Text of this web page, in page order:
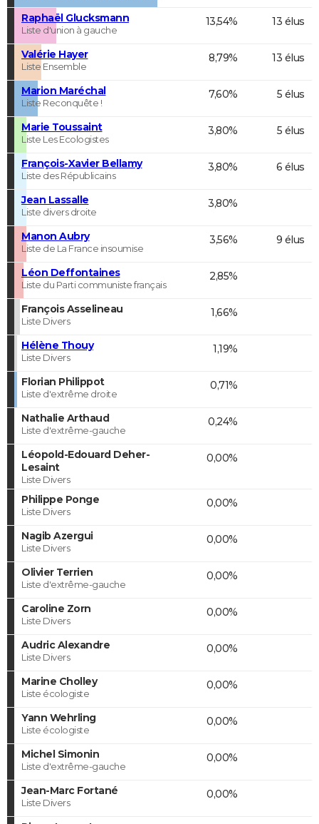
Raphaël Glucksmann
Liste d'union à gauche
13,54% 13 élus
Valérie Hayer
Liste Ensemble
8,79% 13 élus
Marion Maréchal
Liste Reconquête !
7,60% 5 élus
Marie Toussaint
Liste Les Ecologistes
3,80% 5 élus
François-Xavier Bellamy
Liste des Républicains
3,80% 6 élus
Jean Lassalle
Liste divers droite
3,80%
Manon Aubry
Liste de La France insoumise
3,56% 9 élus
Léon Deffontaines
Liste du Parti communiste français
2,85%
François Asselineau
Liste Divers
1,66%
Hélène Thouy
Liste Divers
1,19%
Florian Philippot
Liste d'extrême droite
0,71%
Nathalie Arthaud
Liste d'extrême-gauche
0,24%
Léopold-Edouard Deher-
Lesaint
Liste Divers
0,00%
Philippe Ponge
Liste Divers
0,00%
Nagib Azergui
Liste Divers
0,00%
Olivier Terrien
Liste d'extrême-gauche
0,00%
Caroline Zorn
Liste Divers
0,00%
Audric Alexandre
Liste Divers
0,00%
Marine Cholley
Liste écologiste
0,00%
Yann Wehrling
Liste écologiste
0,00%
Michel Simonin
Liste d'extrême-gauche
0,00%
Jean-Marc Fortané
Liste Divers
0,00%